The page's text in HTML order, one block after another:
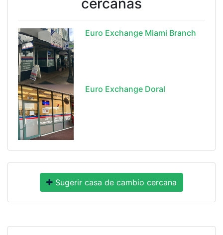
cercanas
Euro Exchange Miami Branch
Euro Exchange Doral
Sugerir casa de cambio cercana